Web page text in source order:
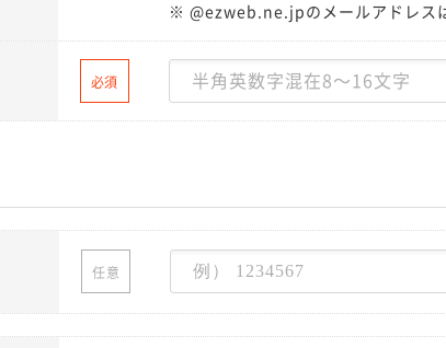
※ @ezweb.ne.jpのメールアドレス
必須
任意